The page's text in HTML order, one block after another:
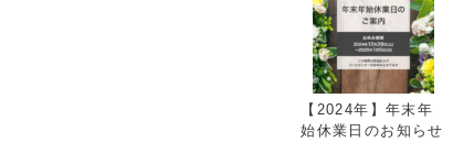
【2024年】年末年
始休業日のお知らせ